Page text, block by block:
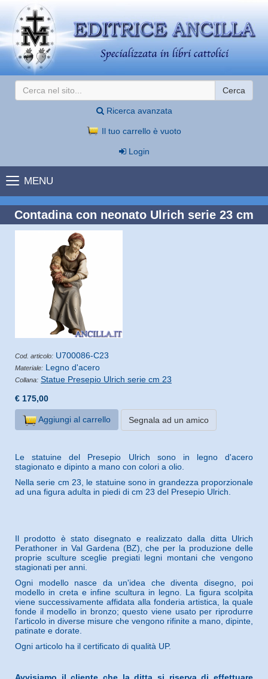
Cerca
Ricerca avanzata
Il tuo carrello è vuoto
Login
MENU
Contadina con neonato Ulrich serie 23 cm
Cod. articolo: U700086-C23
Materiale: Legno d'acero
Collana: Statue Presepio Ulrich serie cm 23
€ 175,00
Aggiungi al carrello Segnala ad un amico
Le statuine del Presepio Ulrich sono in legno d'acero
stagionato e dipinto a mano con colori a olio.
Nella serie cm 23, le statuine sono in grandezza proporzionale
ad una figura adulta in piedi di cm 23 del Presepio Ulrich.
Il prodotto è stato disegnato e realizzato dalla ditta Ulrich
Perathoner in Val Gardena (BZ), che per la produzione delle
proprie sculture sceglie pregiati legni montani che vengono
stagionati per anni.
Ogni modello nasce da un'idea che diventa disegno, poi
modello in creta e infine scultura in legno. La figura scolpita
viene successivamente affidata alla fonderia artistica, la quale
fonde il modello in bronzo; questo viene usato per riprodurre
l'articolo in diverse misure che vengono rifinite a mano, dipinte,
patinate e dorate.
Ogni articolo ha il certificato di qualità UP.
Avvisiamo il cliente che la ditta si riserva di effettuare